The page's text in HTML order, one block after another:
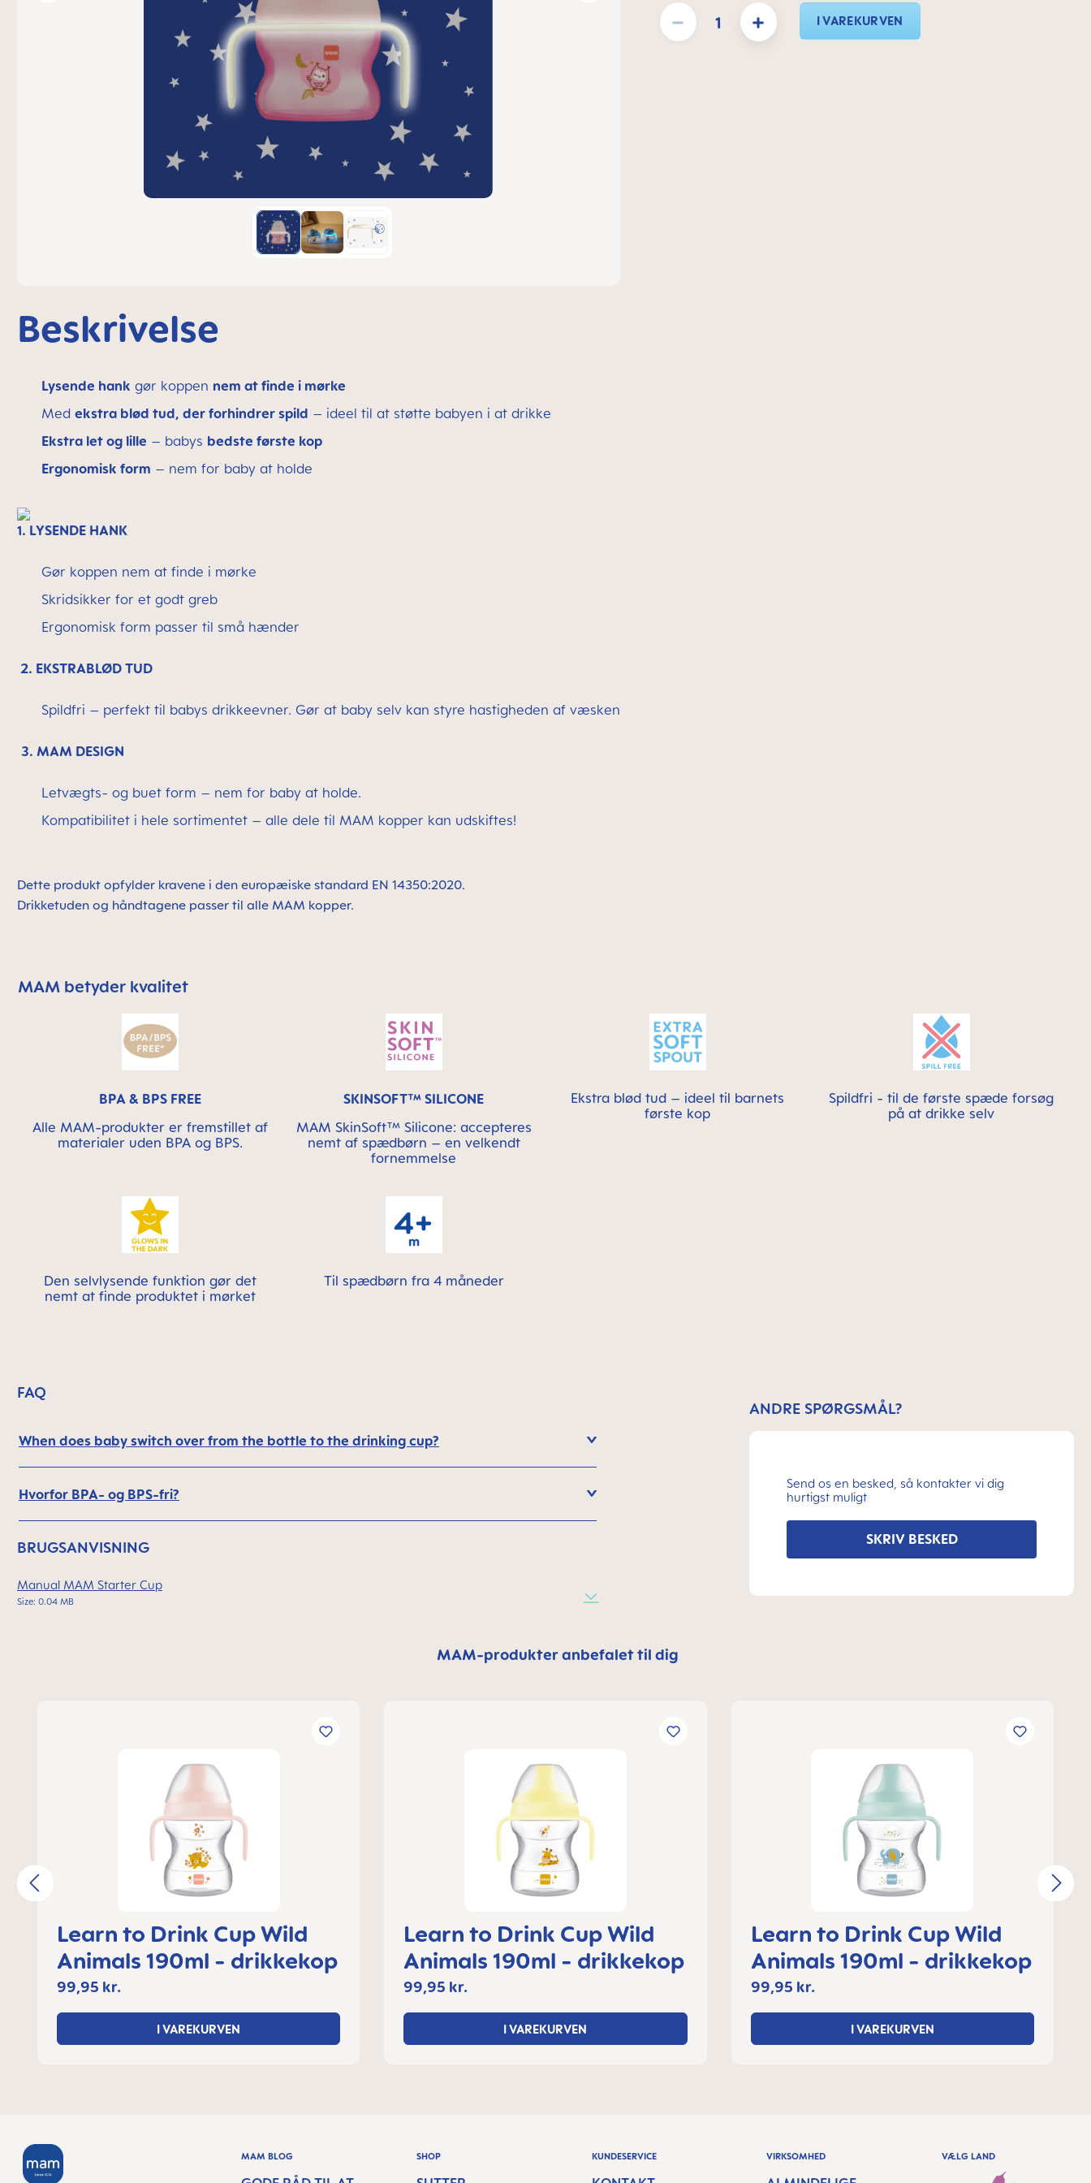
Produktmængde: Indtast det ønskede beløb, eller brug knapperne til at øge eller formindske
I VAREKURVEN
Beskrivelse
Lysende hank gør koppen nem at finde i mørke
Med ekstra blød tud, der forhindrer spild – ideel til at støtte babyen i at drikke
Ekstra let og lille – babys bedste første kop
Ergonomisk form – nem for baby at holde
1. LYSENDE HANK
Gør koppen nem at finde i mørke
Skridsikker for et godt greb
Ergonomisk form passer til små hænder
2. EKSTRABLØD TUD
Spildfri – perfekt til babys drikkeevner. Gør at baby selv kan styre hastigheden af væsken
3. MAM DESIGN
Letvægts- og buet form – nem for baby at holde.
Kompatibilitet i hele sortimentet – alle dele til MAM kopper kan udskiftes!
Dette produkt opfylder kravene i den europæiske standard EN 14350:2020.
Drikketuden og håndtagene passer til alle MAM kopper.
Skip MAM Means Quality Icon Bar
MAM betyder kvalitet
BPA & BPS FREE
Alle MAM-produkter er fremstillet af
materialer uden BPA og BPS.
SKINSOFT™ SILICONE
MAM SkinSoft™ Silicone: accepteres
nemt af spædbørn – en velkendt
fornemmelse
Ekstra blød tud – ideel til barnets
første kop
Spildfri - til de første spæde forsøg
på at drikke selv
Den selvlysende funktion gør det
nemt at finde produktet i mørket
Til spædbørn fra 4 måneder
FAQ
When does baby switch over from the bottle to the drinking cup?
Hvorfor BPA- og BPS-fri?
BRUGSANVISNING
Manual MAM Starter Cup
Size: 0.04 MB
ANDRE SPØRGSMÅL?
Send os en besked, så kontakter vi dig
hurtigst muligt
SKRIV BESKED
MAM-produkter anbefalet til dig
Learn to Drink Cup Wild
Animals 190ml - drikkekop
99,95 kr.
I VAREKURVEN
Learn to Drink Cup Wild
Animals 190ml - drikkekop
99,95 kr.
I VAREKURVEN
Learn to Drink Cup Wild
Animals 190ml - drikkekop
99,95 kr.
I VAREKURVEN
MAM BLOG SHOP KUNDESERVICE VIRKSOMHED VÆLG LAND